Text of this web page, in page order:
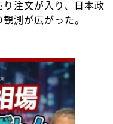
注文が入り、日本政
測が広がった。